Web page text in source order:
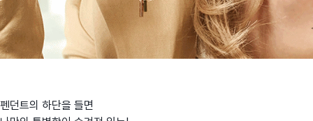
펜던트의 하단을 들면